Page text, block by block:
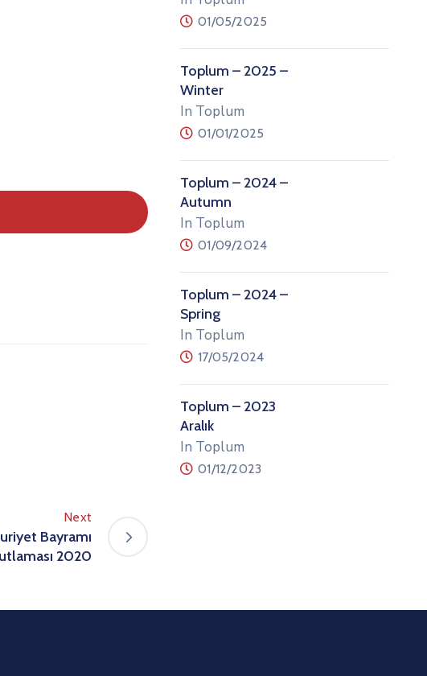
Next
Bayramı
2020
01/05/2025
Toplum – 2025 –
Winter
In Toplum
01/01/2025
Toplum – 2024 –
Autumn
In Toplum
01/09/2024
Toplum – 2024 –
Spring
In Toplum
17/05/2024
Toplum – 2023
Aralık
In Toplum
01/12/2023